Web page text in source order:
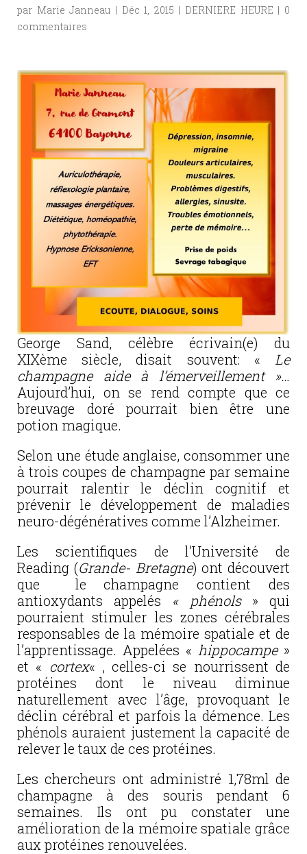
par Marie Janneau | Déc 1, 2015 | DERNIERE HEURE | 0
commentaires
George Sand, célèbre écrivain(e) du
XIXème siècle, disait souvent: « Le
champagne
aide à l’émerveillement »…
Aujourd’hui, on se rend compte que ce
breuvage doré pourrait bien être une
potion magique.
Selon une étude anglaise, consommer une
à trois coupes de champagne par semaine
pourrait ralentir le déclin cognitif et
prévenir le développement de maladies
neuro-dégénératives comme l’Alzheimer.
Les scientifiques de l’Université de
Reading (Grande- Bretagne) ont découvert
que le champagne contient des
antioxydants appelés « phénols» qui
pourraient stimuler les zones cérébrales
responsables de la mémoire spatiale et de
l’apprentissage. Appelées « hippocampe»
et « cortex« , celles-ci se nourrissent de
protéines dont le niveau diminue
naturellement avec l’âge, provoquant le
déclin cérébral et parfois la démence. Les
phénols auraient justement la capacité de
relever le taux de ces protéines.
Les chercheurs ont administré 1,78ml de
champagne à des souris pendant 6
semaines. Ils ont pu constater une
amélioration de la mémoire spatiale grâce
aux protéines renouvelées.